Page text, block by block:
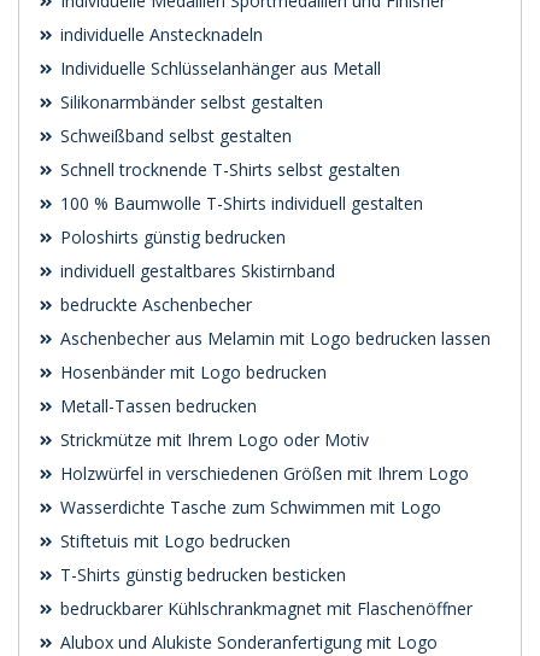
individuelle Anstecknadeln
Individuelle Schlüsselanhänger aus Metall
Silikonarmbänder selbst gestalten
Schweißband selbst gestalten
Schnell trocknende T-Shirts selbst gestalten
100 % Baumwolle T-Shirts individuell gestalten
Poloshirts günstig bedrucken
individuell gestaltbares Skistirnband
bedruckte Aschenbecher
Aschenbecher aus Melamin mit Logo bedrucken lassen
Hosenbänder mit Logo bedrucken
Metall-Tassen bedrucken
Strickmütze mit Ihrem Logo oder Motiv
Holzwürfel in verschiedenen Größen mit Ihrem Logo
Wasserdichte Tasche zum Schwimmen mit Logo
Stiftetuis mit Logo bedrucken
T-Shirts günstig bedrucken besticken
bedruckbarer Kühlschrankmagnet mit Flaschenöffner
Alubox und Alukiste Sonderanfertigung mit Logo